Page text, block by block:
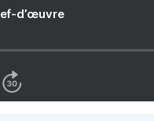
d’œuvre